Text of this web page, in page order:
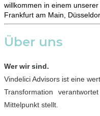
willkommen in einem
Frankfurt am Main,
Über uns
Wer wir sind.
Vindelici Advisors ist eine
Transformation
Mittelpunkt stellt.